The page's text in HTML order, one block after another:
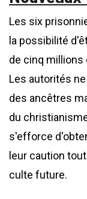
Les six
la possibilité
de cinq millions
Les autorités
des ancêtres
du
s'efforce
leur caution
culte future.